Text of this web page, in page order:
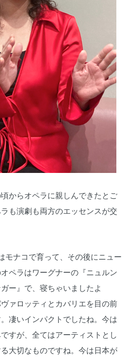
らオペラに親しんできたとご
も演劇も両方のエッセンスが交
モナコで育って、その後にニュー
ペラはワーグナーの『ニュルン
ー』で、寝ちゃいましたよ
ヴァロッティとカバリエを目の前
凄いインパクトでしたね。今は
すが、全てはアーティストとし
大切なものですね。今は日本が